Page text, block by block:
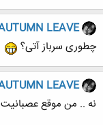
LEAVE
چطوری سرباز آتی؟
LEAVE
نه .. من موقع